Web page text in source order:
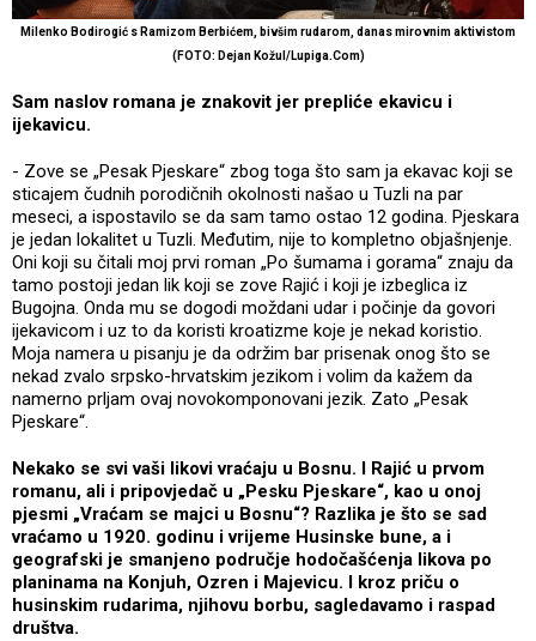
Milenko Bodirogić s Ramizom Berbićem, bivšim rudarom, danas mirovnim aktivistom
(FOTO: Dejan Kožul/Lupiga.Com)
Sam naslov romana je znakovit jer prepliće ekavicu i
ijekavicu.
- Zove se „Pesak Pjeskare“ zbog toga što sam ja ekavac koji se
sticajem čudnih porodičnih okolnosti našao u Tuzli na par
meseci, a ispostavilo se da sam tamo ostao 12 godina. Pjeskara
je jedan lokalitet u Tuzli. Međutim, nije to kompletno objašnjenje.
Oni koji su čitali moj prvi roman „Po šumama i gorama“ znaju da
tamo postoji jedan lik koji se zove Rajić i koji je izbeglica iz
Bugojna. Onda mu se dogodi moždani udar i počinje da govori
ijekavicom i uz to da koristi kroatizme koje je nekad koristio.
Moja namera u pisanju je da održim bar prisenak onog što se
nekad zvalo srpsko-hrvatskim jezikom i volim da kažem da
namerno prljam ovaj novokomponovani jezik. Zato „Pesak
Pjeskare“.
Nekako se svi vaši likovi vraćaju u Bosnu. I Rajić u prvom
romanu, ali i pripovjedač u „Pesku Pjeskare“, kao u onoj
pjesmi „Vraćam se majci u Bosnu“? Razlika je što se sad
vraćamo u 1920. godinu i vrijeme Husinske bune, a i
geografski je smanjeno područje hodočašćenja likova po
planinama na Konjuh, Ozren i Majevicu. I kroz priču o
husinskim rudarima, njihovu borbu, sagledavamo i raspad
društva.